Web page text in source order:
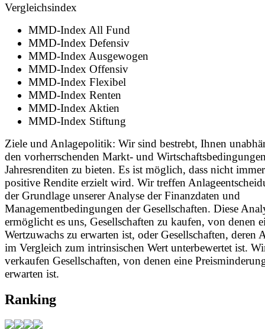
Vergleichsindex
MMD-Index All Fund
MMD-Index Defensiv
MMD-Index Ausgewogen
MMD-Index Offensiv
MMD-Index Flexibel
MMD-Index Renten
MMD-Index Aktien
MMD-Index Stiftung
Ziele und Anlagepolitik: Wir sind bestrebt, Ihnen
den vorherrschenden Markt- und
Jahresrenditen zu bieten. Es ist möglich, dass nicht
positive Rendite erzielt wird. Wir treffen
der Grundlage unserer Analyse der Finanzdaten und
Managementbedingungen der Gesellschaften. Diese
ermöglicht es uns, Gesellschaften zu kaufen, von denen
Wertzuwachs zu erwarten ist, oder Gesellschaften, deren
im Vergleich zum intrinsischen Wert unterbewertet ist.
verkaufen Gesellschaften, von denen eine
erwarten ist.
Ranking